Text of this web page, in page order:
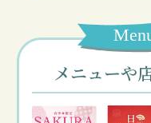
メニューや